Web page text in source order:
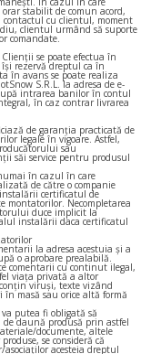
stabilit de comun acord,
contactul cu clientul, moment
clientul urmând să suporte
comandate.
se poate efectua în
rezervă dreptul ca în
în avans se poate realiza
S.R.L. la adresa de e-
intrarea banilor în contul
în caz contrar livrarea
de garanţia practicată de
legale în vigoare. Astfel,
sau
săi service pentru produsul
în cazul în care
de către o companie
certificatul de
montatorilor. Necompletarea
duce implicit la
instalării daca certificatul
la adresa acestuia şi a
o aprobare prealabilă.
comentarii cu continut ilegal,
viaţa privată a altor
viruşi, texte vizând
în masă sau orice altă formă
putea fi obligată să
daună produsă prin astfel
documente, altele
se consideră că
acesteia dreptul